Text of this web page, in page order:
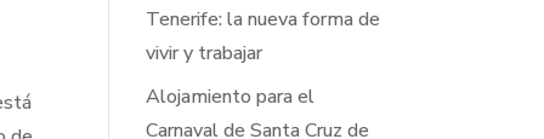
Tenerife: la nueva forma de
vivir y trabajar
Alojamiento para el
Carnaval de Santa Cruz de